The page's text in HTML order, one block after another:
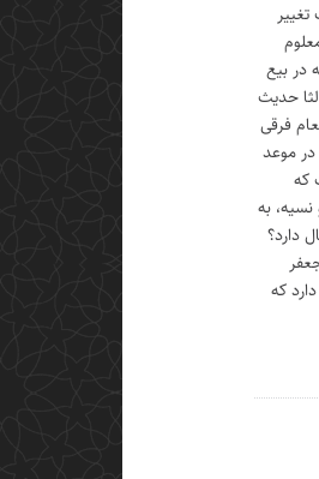
در بیع
حدیث
فرقی
موعد
که
به
دارد؟
که